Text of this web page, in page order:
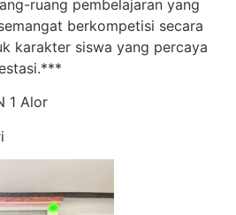
ruang pembelajaran yang
berkompetisi secara
karakter siswa yang percaya
1 Alor